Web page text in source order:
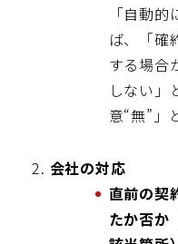
「自動
ば、「確
する場合
しない」
意“無”」
会社の対応
直前の契
たか否か